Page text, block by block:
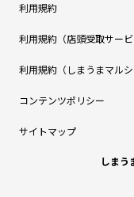
利用規約
利用規約（店頭受取サービ
利用規約（しまうまマルシ
コンテンツポリシー
サイトマップ
しまう